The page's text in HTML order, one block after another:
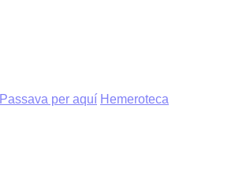
Passava per aquí Hemeroteca